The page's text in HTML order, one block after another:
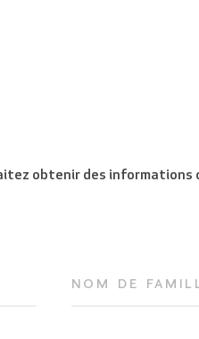
obtenir des informations
NOM DE